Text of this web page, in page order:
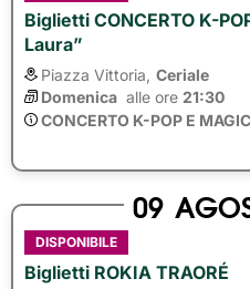
Biglietti CONCERTO K-
Laura”
Piazza Vittoria, Ceriale
Domenica alle ore 21:30
CONCERTO K-POP E
09
DISPONIBILE
Biglietti ROKIA TRAORÉ